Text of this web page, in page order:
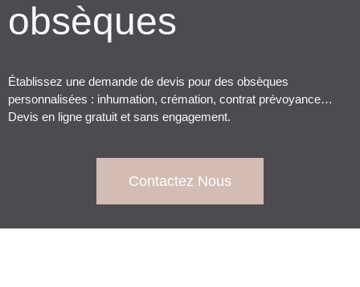
obsèques
Établissez une demande de devis pour des obsèques
personnalisées : inhumation, crémation, contrat prévoyance…
Devis en ligne gratuit et sans engagement.
Contactez Nous